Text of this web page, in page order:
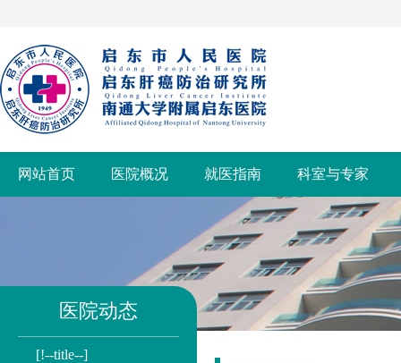
网站首页 医院概况 就医指南 科室与专家
医院动态
[!--title--]